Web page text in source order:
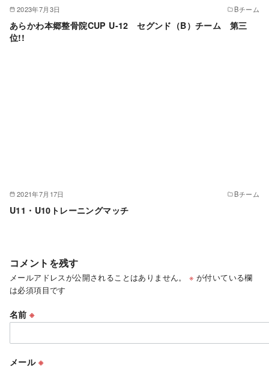
2023年7月3日 Bチーム
あらかわ本郷整骨院CUP U-12 セグンド（B）チーム 第三
位!!
2021年7月17日 Bチーム
U11・U10トレーニングマッチ
コメントを残す
メールアドレスが公開されることはありません。 ※ が付いている欄
は必須項目です
名前※
メール ※